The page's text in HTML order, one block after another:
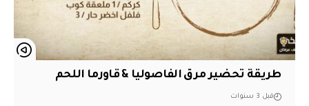
طريقة تحضير مرق الفاصوليا & قاورما اللحم
قبل 3 سنوات